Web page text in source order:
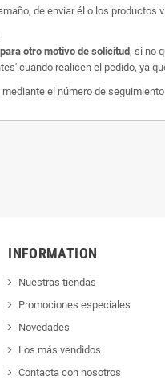
de enviar él o los productos
otro motivo de solicitud , si no
cuando realicen el pedido, ya
el número de
INFORMATION
Nuestras tiendas
Promociones especiales
Novedades
Los más vendidos
Contacta con nosotros